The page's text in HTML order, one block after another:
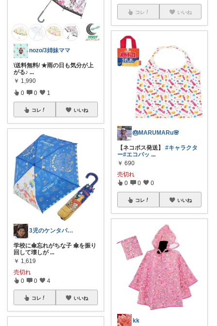
nozo/3姉妹ママ
\送料無料/ ★雨の日も気分が上
がる♪ ...
￥ 1,990
0 0 1
コレ いいね
3児のケンタパパ☆フォロー購入感謝です☆
学校に傘忘れがちな子 傘を振り
回して壊しが ...
￥ 1,619
売切れ
0 0 4
コレ いいね
コレ いいね
🎂MARUMARu🌸
【ネコポス発送】 #キャラクタ
ー#エコバッ ...
￥ 690
売切れ
0 0 0
コレ いいね
kk